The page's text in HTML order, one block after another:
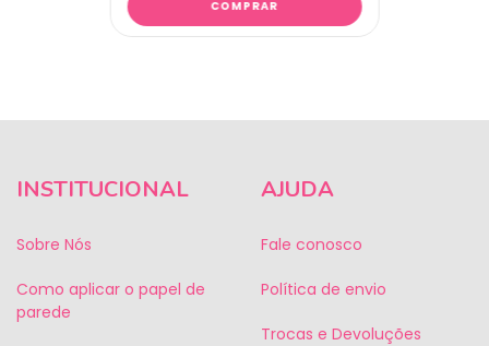
INSTITUCIONAL
Sobre Nós
Como aplicar o papel de
parede
AJUDA
Fale conosco
Política de envio
Trocas e Devoluções